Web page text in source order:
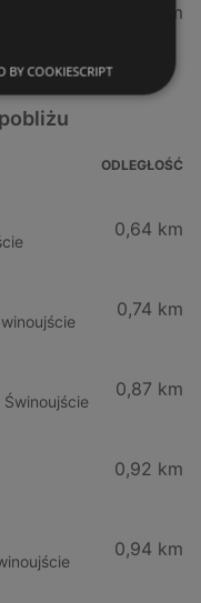
24,01 km
ODLEGŁOŚĆ
0,64 km
0,74 km
0,87 km
0,92 km
0,94 km
BY COOKIESCRIPT